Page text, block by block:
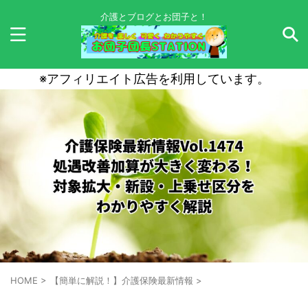
介護とブログとお団子と！
※アフィリエイト広告を利用しています。
HOME > 【簡単に解説！】介護保険最新情報 >